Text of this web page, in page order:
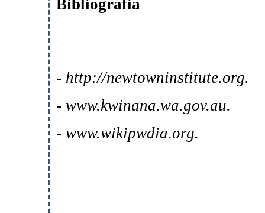
Bibliografia
- http://newtowninstitute.org.
- www.kwinana.wa.gov.au.
- www.wikipwdia.org.